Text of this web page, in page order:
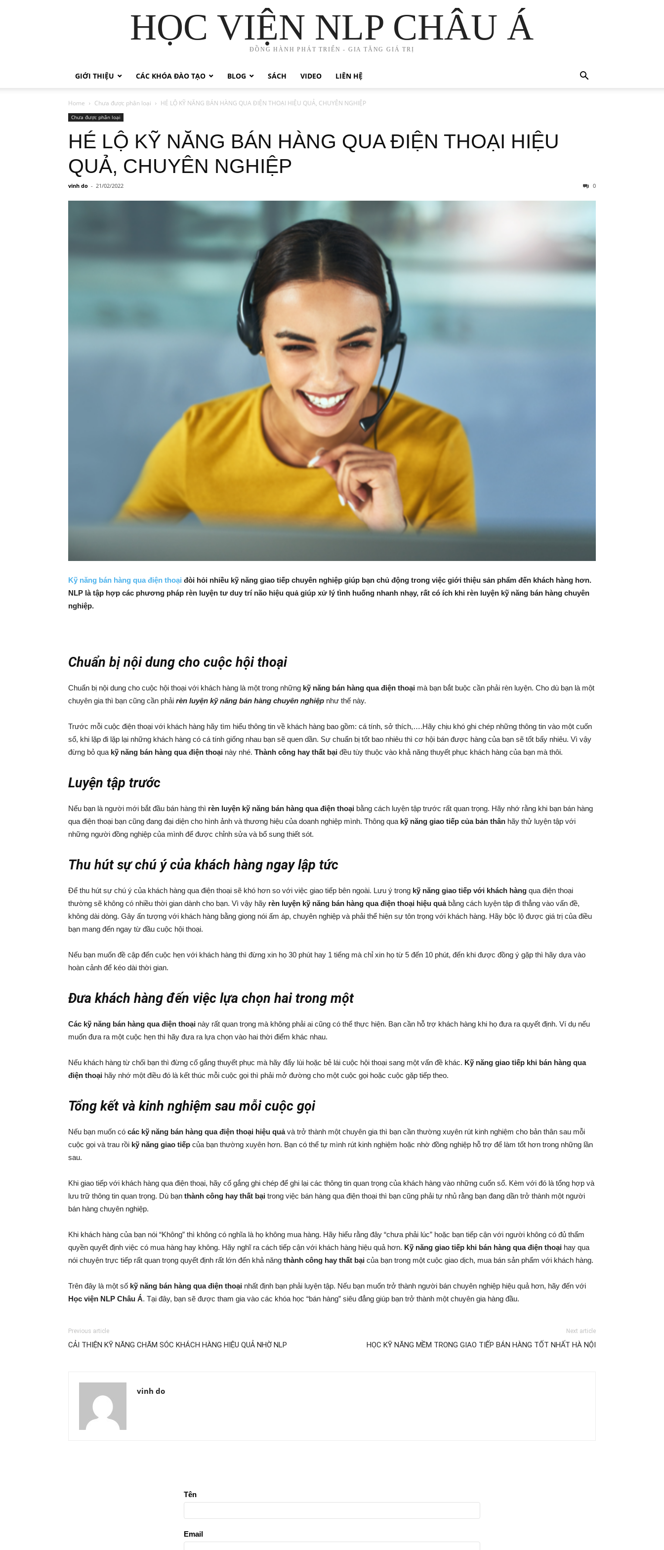
HỌC VIỆN NLP CHÂU Á
ĐỒNG HÀNH PHÁT TRIỂN - GIA TĂNG GIÁ TRỊ
GIỚI THIỆU CÁC KHÓA ĐÀO TẠO BLOG SÁCH VIDEO LIÊN HỆ
Home Chưa được phân loại HÉ LỘ KỸ NĂNG BÁN HÀNG QUA ĐIỆN THOẠI HIỆU QUẢ, CHUYÊN NGHIỆP
Chưa được phân loại
HÉ LỘ KỸ NĂNG BÁN HÀNG QUA ĐIỆN THOẠI HIỆU
QUẢ, CHUYÊN NGHIỆP
vinh do - 21/02/2022 0
Kỹ năng bán hàng qua điện thoại đòi hỏi nhiều kỹ năng giao tiếp chuyên nghiệp giúp bạn chủ động trong việc giới thiệu sản phẩm đến khách hàng hơn.
NLP là tập hợp các phương pháp rèn luyện tư duy trí não hiệu quả giúp xử lý tình huống nhanh nhạy, rất có ích khi rèn luyện kỹ năng bán hàng chuyên
nghiệp.
Chuẩn bị nội dung cho cuộc hội thoại
Chuẩn bị nội dung cho cuộc hội thoại với khách hàng là một trong những kỹ năng bán hàng qua điện thoại mà bạn bắt buộc cần phải rèn luyện. Cho dù bạn là một
chuyên gia thì bạn cũng cần phải rèn luyện kỹ năng bán hàng chuyên nghiệp như thế này.
Trước mỗi cuộc điện thoại với khách hàng hãy tìm hiểu thông tin về khách hàng bao gồm: cá tính, sở thích,….Hãy chịu khó ghi chép những thông tin vào một cuốn
sổ, khi lặp đi lặp lại những khách hàng có cá tính giống nhau bạn sẽ quen dần. Sự chuẩn bị tốt bao nhiêu thì cơ hội bán được hàng của bạn sẽ tốt bấy nhiêu. Vì vậy
đừng bỏ qua kỹ năng bán hàng qua điện thoại này nhé. Thành công hay thất bại đều tùy thuộc vào khả năng thuyết phục khách hàng của bạn mà thôi.
Luyện tập trước
Nếu bạn là người mới bắt đầu bán hàng thì rèn luyện kỹ năng bán hàng qua điện thoại bằng cách luyện tập trước rất quan trọng. Hãy nhớ rằng khi bạn bán hàng
qua điện thoại bạn cũng đang đại diện cho hình ảnh và thương hiệu của doanh nghiệp mình. Thông qua kỹ năng giao tiếp của bản thân hãy thử luyện tập với
những người đồng nghiệp của mình để được chỉnh sửa và bổ sung thiết sót.
Thu hút sự chú ý của khách hàng ngay lập tức
Để thu hút sự chú ý của khách hàng qua điện thoại sẽ khó hơn so với việc giao tiếp bên ngoài. Lưu ý trong kỹ năng giao tiếp với khách hàng qua điện thoại
thường sẽ không có nhiều thời gian dành cho bạn. Vì vậy hãy rèn luyện kỹ năng bán hàng qua điện thoại hiệu quảbằng cách luyện tập đi thẳng vào vấn đề,
không dài dòng. Gây ấn tượng với khách hàng bằng giọng nói ấm áp, chuyên nghiệp và phải thể hiện sự tôn trọng với khách hàng. Hãy bộc lộ được giá trị của điều
bạn mang đến ngay từ đầu cuộc hội thoại.
Nếu bạn muốn đề cập đến cuộc hẹn với khách hàng thì đừng xin họ 30 phút hay 1 tiếng mà chỉ xin họ từ 5 đến 10 phút, đến khi được đồng ý gặp thì hãy dựa vào
hoàn cảnh để kéo dài thời gian.
Đưa khách hàng đến việc lựa chọn hai trong một
Các kỹ năng bán hàng qua điện thoại này rất quan trọng mà không phải ai cũng có thể thực hiện. Bạn cần hỗ trợ khách hàng khi họ đưa ra quyết định. Ví dụ nếu
muốn đưa ra một cuộc hẹn thì hãy đưa ra lựa chọn vào hai thời điểm khác nhau.
Nếu khách hàng từ chối bạn thì đừng cố gắng thuyết phục mà hãy đẩy lùi hoặc bẻ lái cuộc hội thoại sang một vấn đề khác. Kỹ năng giao tiếp khi bán hàng qua
điện thoại hãy nhớ một điều đó là kết thúc mỗi cuộc gọi thì phải mở đường cho một cuộc gọi hoặc cuộc gặp tiếp theo.
Tổng kết và kinh nghiệm sau mỗi cuộc gọi
Nếu bạn muốn có các kỹ năng bán hàng qua điện thoại hiệu quảvà trở thành một chuyên gia thì bạn cần thường xuyên rút kinh nghiệm cho bản thân sau mỗi
cuộc gọi và trau rồi kỹ năng giao tiếp của bạn thường xuyên hơn. Bạn có thể tự mình rút kinh nghiệm hoặc nhờ đồng nghiệp hỗ trợ để làm tốt hơn trong những lần
sau.
Khi giao tiếp với khách hàng qua điện thoại, hãy cố gắng ghi chép để ghi lại các thông tin quan trọng của khách hàng vào những cuốn sổ. Kèm với đó là tổng hợp và
lưu trữ thông tin quan trọng. Dù bạn thành công hay thất bại trong việc bán hàng qua điện thoại thì bạn cũng phải tự nhủ rằng bạn đang dần trở thành một người
bán hàng chuyên nghiệp.
Khi khách hàng của bạn nói “Không” thì không có nghĩa là họ không mua hàng. Hãy hiểu rằng đây “chưa phải lúc” hoặc bạn tiếp cận với người không có đủ thẩm
quyền quyết định việc có mua hàng hay không. Hãy nghĩ ra cách tiếp cận với khách hàng hiệu quả hơn. Kỹ năng giao tiếp khi bán hàng qua điện thoại hay qua
nói chuyện trực tiếp rất quan trọng quyết định rất lớn đến khả năng thành công hay thất bại của bạn trong một cuộc giao dịch, mua bán sản phẩm với khách hàng.
Trên đây là một số kỹ năng bán hàng qua điện thoại nhất định bạn phải luyện tập. Nếu bạn muốn trở thành người bán chuyên nghiệp hiệu quả hơn, hãy đến với
Học viện NLP Châu Á. Tại đây, bạn sẽ được tham gia vào các khóa học “bán hàng” siêu đẳng giúp bạn trở thành một chuyên gia hàng đầu.
Previous article
CẢI THIỆN KỸ NĂNG CHĂM SÓC KHÁCH HÀNG HIỆU QUẢ NHỜ NLP
Next article
HỌC KỸ NĂNG MỀM TRONG GIAO TIẾP BÁN HÀNG TỐT NHẤT HÀ NỘI
vinh do
Tên
Email